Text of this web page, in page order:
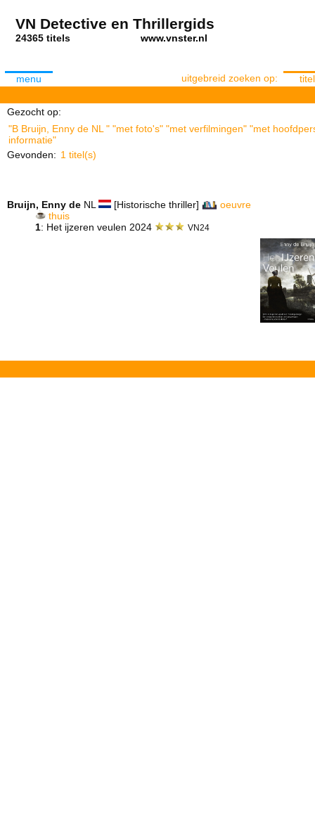
VN Detective en Thrillergids
24365 titels www.vnster.nl
menu uitgebreid zoeken op: titel
Gezocht op:
"B Bruijn, Enny de NL " "met foto's" "met verfilmingen" "met
informatie"
Gevonden: 1 titel(s)
Bruijn, Enny de NL [Historische thriller]
oeuvre
thuis
1: Het ijzeren veulen 2024 VN24